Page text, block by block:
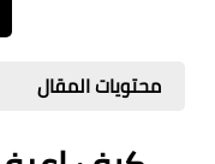
محتويات المقال